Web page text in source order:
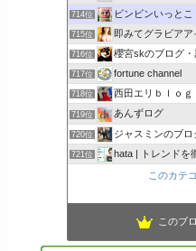
714位 ビンビンいっとこ
715位 即みてグラビアア
716位 櫻宮skのブログ
717位 fortune channel
718位 西田エリｂｌｏｇ
719位 あんずログ
720位 ジャスミンのブロ
721位 hata | トレンドを徹底
このカテ
このブ